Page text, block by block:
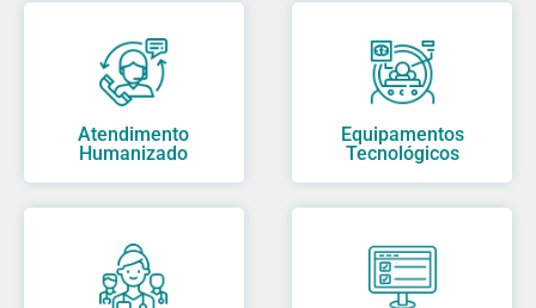
Google
na região de Campinas
Atendimento
Humanizado
Equipamentos
Tecnológicos